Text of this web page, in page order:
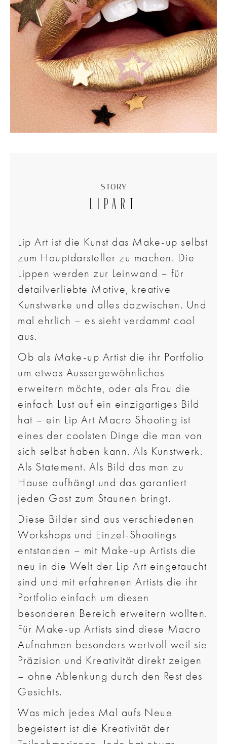
STORY
LIPART
Lip Art ist die Kunst das Make-up selbst
zum Hauptdarsteller zu machen. Die
Lippen werden zur Leinwand – für
detailverliebte Motive, kreative
Kunstwerke und alles dazwischen. Und
mal ehrlich – es sieht verdammt cool
aus.
Ob als Make-up Artist die ihr Portfolio
um etwas Aussergewöhnliches
erweitern möchte, oder als Frau die
einfach Lust auf ein einzigartiges Bild
hat – ein Lip Art Macro Shooting ist
eines der coolsten Dinge die man von
sich selbst haben kann. Als Kunstwerk.
Als Statement. Als Bild das man zu
Hause aufhängt und das garantiert
jeden Gast zum Staunen bringt.
Diese Bilder sind aus verschiedenen
Workshops und Einzel-Shootings
entstanden – mit Make-up Artists die
neu in die Welt der Lip Art eingetaucht
sind und mit erfahrenen Artists die ihr
Portfolio einfach um diesen
besonderen Bereich erweitern wollten.
Für Make-up Artists sind diese Macro
Aufnahmen besonders wertvoll weil sie
Präzision und Kreativität direkt zeigen
– ohne Ablenkung durch den Rest des
Gesichts.
Was mich jedes Mal aufs Neue
begeistert ist die Kreativität der